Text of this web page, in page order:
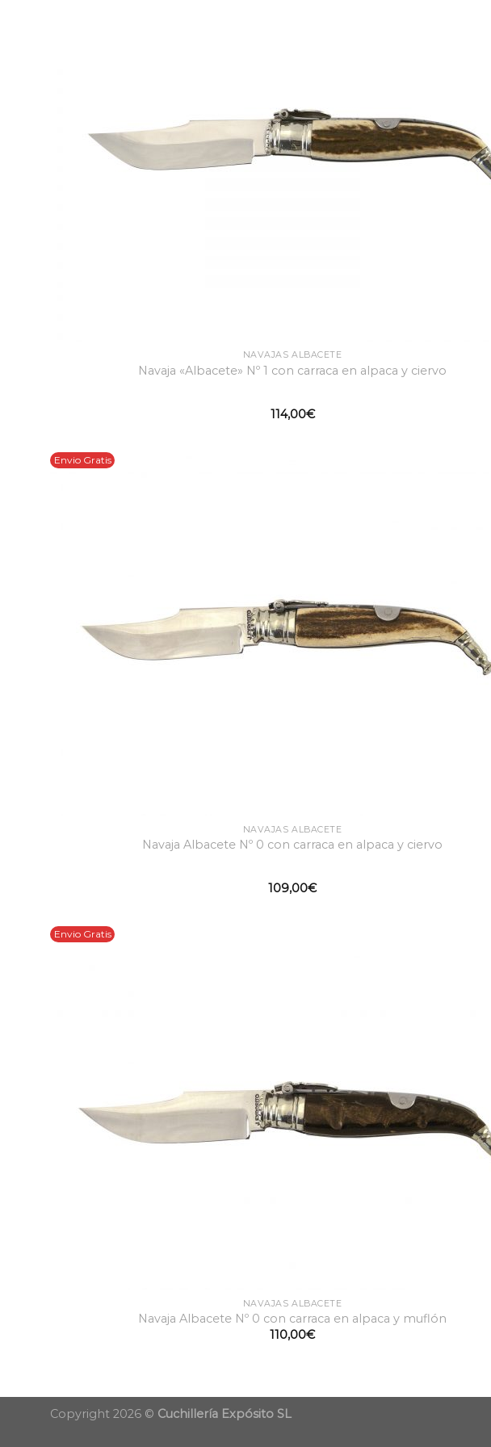
NAVAJAS ALBACETE
Navaja «Albacete» Nº 1 con carraca en alpaca y ciervo
114,00€
Envio Gratis
NAVAJAS ALBACETE
Navaja Albacete Nº 0 con carraca en alpaca y ciervo
109,00€
Envio Gratis
NAVAJAS ALBACETE
Navaja Albacete Nº 0 con carraca en alpaca y muflón
110,00€
Copyright 2026 © Cuchillería Expósito SL